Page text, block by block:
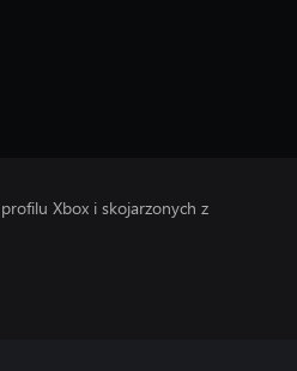
Xbox i skojarzonych z